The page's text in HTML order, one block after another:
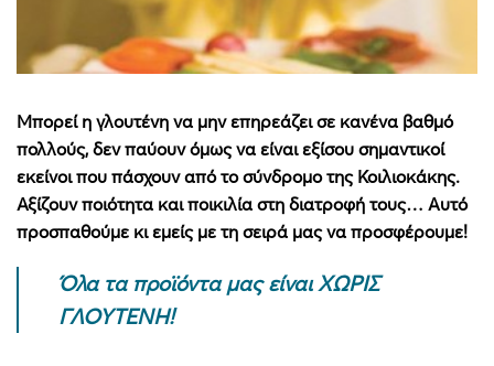
Μπορεί η γλουτένη να μην επηρεάζει σε κανένα βαθμό
πολλούς, δεν παύουν όμως να είναι εξίσου σημαντικοί
εκείνοι που πάσχουν από το σύνδρομο της Κοιλιοκάκης.
Αξίζουν ποιότητα και ποικιλία στη διατροφή τους… Αυτό
προσπαθούμε κι εμείς με τη σειρά μας να προσφέρουμε!
Όλα τα προϊόντα μας είναι ΧΩΡΙΣ
ΓΛΟΥΤΕΝΗ!